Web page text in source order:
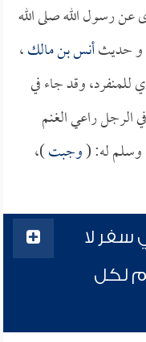
عن رسول الله صلى الله
و حديثأنس بن مالك،
للمنفرد، وقد جاء في
الرجل راعي الغنم
وسلم له: (وجبت)،
سفر لا
لكل